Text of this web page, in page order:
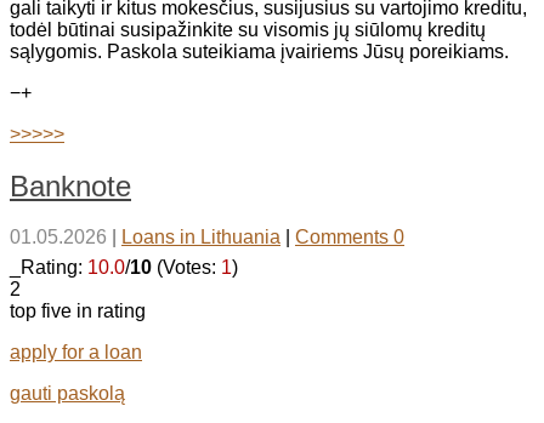
gali taikyti ir kitus mokesčius, susijusius su vartojimo kreditu,
todėl būtinai susipažinkite su visomis jų siūlomų kreditų
sąlygomis. Paskola suteikiama įvairiems Jūsų poreikiams.
−+
>>>>>
Banknote
01.05.2026 Loans in Lithuania
Comments 0
_Rating: 10.0/10 (Votes: 1)
2
top five in rating
apply for a loan
gauti paskolą